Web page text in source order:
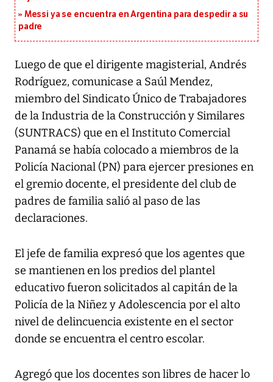
Messi ya se encuentra en Argentina para despedir a su
padre
Luego de que el dirigente magisterial, Andrés
Rodríguez, comunicase a Saúl Mendez,
miembro del Sindicato Único de Trabajadores
de la Industria de la Construcción y Similares
(SUNTRACS) que en el Instituto Comercial
Panamá se había colocado a miembros de la
Policía Nacional (PN) para ejercer presiones en
el gremio docente, el presidente del club de
padres de familia salió al paso de las
declaraciones.
El jefe de familia expresó que los agentes que
se mantienen en los predios del plantel
educativo fueron solicitados al capitán de la
Policía de la Niñez y Adolescencia por el alto
nivel de delincuencia existente en el sector
donde se encuentra el centro escolar.
Agregó que los docentes son libres de hacer lo